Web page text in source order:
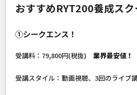
おすすめRYT200養成スク
①シークエンス！
受講料：79,800円(税抜) 業界最安値！
受講スタイル：動画視聴、3回のライブ